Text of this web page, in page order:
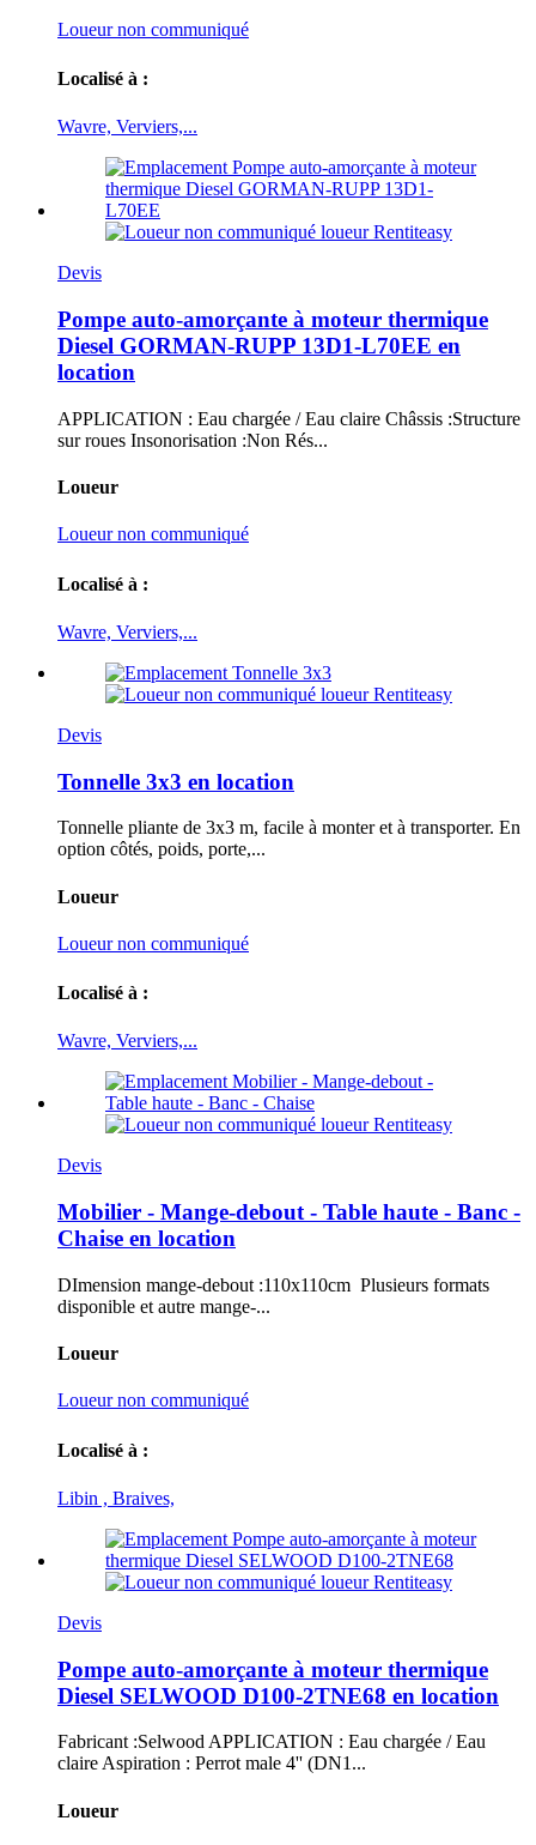
Loueur non communiqué
Localisé à :
Wavre, Verviers,...
Devis
Pompe auto-amorçante à moteur thermique
Diesel GORMAN-RUPP 13D1-L70EE en
location
APPLICATION : Eau chargée / Eau claire Châssis :Structure
sur roues Insonorisation :Non Rés...
Loueur
Loueur non communiqué
Localisé à :
Wavre, Verviers,...
Devis
Tonnelle 3x3 en location
Tonnelle pliante de 3x3 m, facile à monter et à transporter. En
option côtés, poids, porte,...
Loueur
Loueur non communiqué
Localisé à :
Wavre, Verviers,...
Devis
Mobilier - Mange-debout - Table haute - Banc -
Chaise en location
DImension mange-debout :110x110cm Plusieurs formats
disponible et autre mange-...
Loueur
Loueur non communiqué
Localisé à :
Libin , Braives,
Devis
Pompe auto-amorçante à moteur thermique
Diesel SELWOOD D100-2TNE68 en location
Fabricant :Selwood APPLICATION : Eau chargée / Eau
claire Aspiration : Perrot male 4'' (DN1...
Loueur